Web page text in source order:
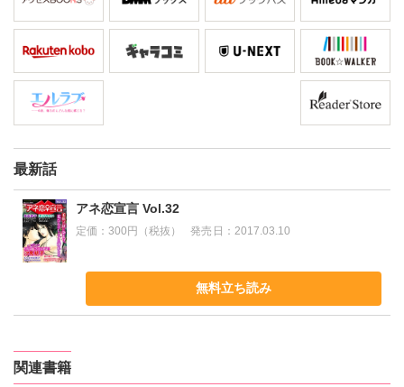
最新話
アネ恋宣言 Vol.32
定価：300円（税抜） 発売日： 2017.03.10
無料立ち読み
関連書籍